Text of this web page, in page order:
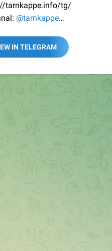
tarnkappe.info/tg/
@tarnkappe
@bestoftarnkappe
IN TELEGRAM